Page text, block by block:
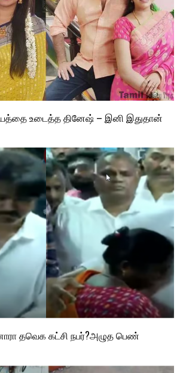
உடைத்த தினேஷ் – இனி இதுதான்
தவெக கட்சி நபர்?அழுத பெண்